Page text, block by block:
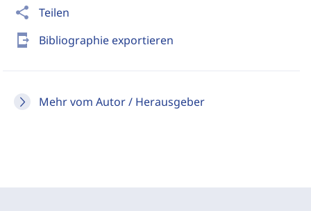
share Teilen
send_to_mobile Bibliographie exportieren
Mehr vom Autor / Herausgeber